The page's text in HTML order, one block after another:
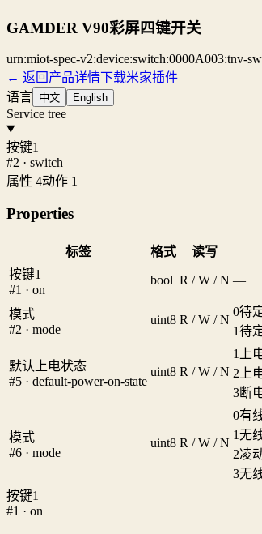
GAMDER V90彩屏四键开关
urn:miot-spec-v2:device:switch:0000A003:tnv-
← 返回产品详情下载米家插件
语言 中文 English
Service tree
按键1
#2 · switch
属性 4动作 1
Properties
标签 格式 读写
按键1
#1 · on
bool R / W / N —
模式
#2 · mode
uint8 R / W / N
0待
1待
默认上电状态
#5 · default-power-on-state
uint8 R / W / N
1
上
2 上
3断
模式
#6 · mode
uint8 R / W / N
0有
1无
2凌
3无
按键1
#1 · on